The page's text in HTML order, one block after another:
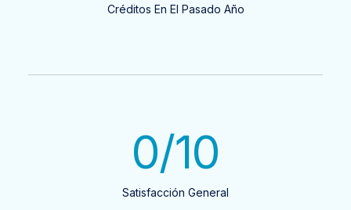
Créditos En El Pasado Año
Satisfacción General
0/10